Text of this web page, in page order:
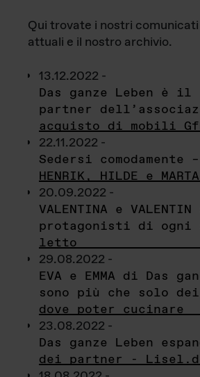
Qui trovate i nostri
attuali e il nostro archivio.
13.12.2022 -
Das ganze Leben è il
partner
acquisto di mobili
22.11.2022 -
Sedersi comodamente –
HENRIK, HILDE e MARTA
20.09.2022 -
VALENTINA e
protagonisti di ogni
letto
29.08.2022 -
EVA e EMMA di Das
sono più che solo
dove poter cucinare
23.08.2022 -
Das ganze Leben
dei partner -